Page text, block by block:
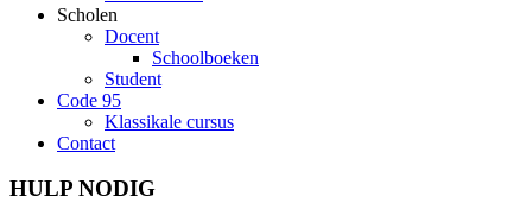
Scholen
Docent
Schoolboeken
Student
Code 95
Klassikale cursus
Contact
HULP NODIG